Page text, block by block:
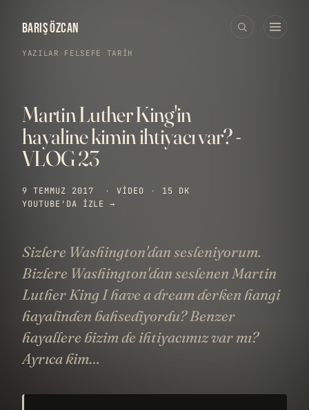
BARIŞ ÖZCAN
YAZILAR FELSEFE TARIH
Martin Luther King'in
hayaline kimin ihtiyacı var? -
VLOG 23
9 TEMMUZ 2017 · VIDEO ·
15 DK
YOUTUBE'DA IZLE →
Sizlere Washington'dan sesleniyorum.
Bizlere Washington'dan seslenen Martin
Luther King I have a dream derken hangi
hayalinden bahsediyordu? Benzer
hayallere bizim de ihtiyacımız var mı?
Ayrıca kim…